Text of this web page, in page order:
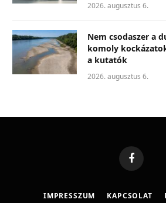
2026. augusztus 6.
Nem csodaszer a
komoly
a kutatók
2026. augusztus 6.
Facebook
IMPRESSZUM KAPCSOLAT